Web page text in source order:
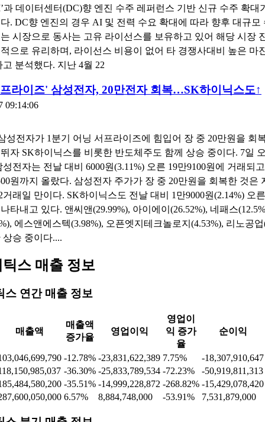
과 데이터센터(DC)향 엔진 수주 레퍼런스 기반 신규 수주 확대
. DC향 엔진의 경우 AI 및 전력 수요 확대에 따라 향후 대규모
시장으로 동사는 고유 라이선스를 보유하고 있어 해당 시장
으로 유리하며, 라이선스 비용이 없어 타 경쟁사대비 높은 마
분석했다. 지난 4월 22
라이즈' 삼성전자, 20만전자 회복…SK하이닉스도↑
09:14:06
성전자가 1분기 어닝 서프라이즈에 힘입어 장 중 20만원을 회
전자는 전날 대비 6000원(3.11%) 오른 19만9100원에 거래되
거래일 만이다. SK하이닉스도 전날 대비 1만9000원(2.14%) 오
타내고 있다. 앤씨앤(29.99%), 아이에이(26.52%), 네패스
에스앤에스텍(3.98%), 오픈엣지테크놀로지(4.53%), 리노공업
승 중이다....
스 매출 정보
스 연간 매출 정보